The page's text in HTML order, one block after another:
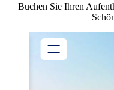
Buchen Sie Ihren